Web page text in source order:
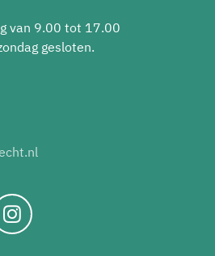
van 9.00 tot 17.00
gesloten.